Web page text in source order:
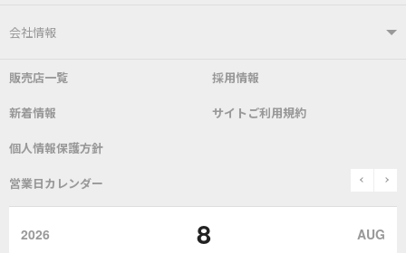
はんだ付けシステム
こて先 自動はんだ送り装置
表面実装/SMT関連
作業環境／材料
ユーザーサポートTOP
よくあるご質問 デモ機貸し出しサービス
SDS(MSDS)製品
取扱説明書
該非説明発行の申込み
会社情報
会社概要 社長あいさつ
グットのあゆみ
販売店一覧 採用情報
新着情報 サイトご利用規約
個人情報保護方針
営業日カレンダー prev
2026 8 AUG